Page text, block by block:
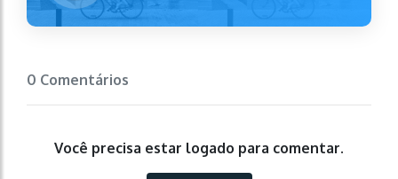
0 Comentários
Você precisa estar logado para comentar.